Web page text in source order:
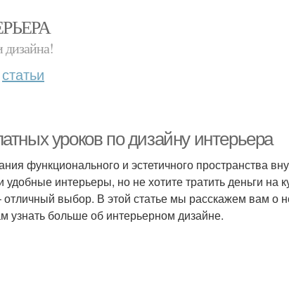
дизайна!
статьи
уроков по дизайну интерьера
функционального и эстетичного пространства
интерьеры, но не хотите тратить деньги на
отличный выбор. В этой статье мы расскажем вам о
узнать больше об интерьерном дизайне.